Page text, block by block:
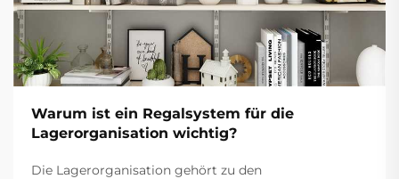
Warum ist ein Regalsystem für die
Lagerorganisation wichtig?
Die Lagerorganisation gehört zu den